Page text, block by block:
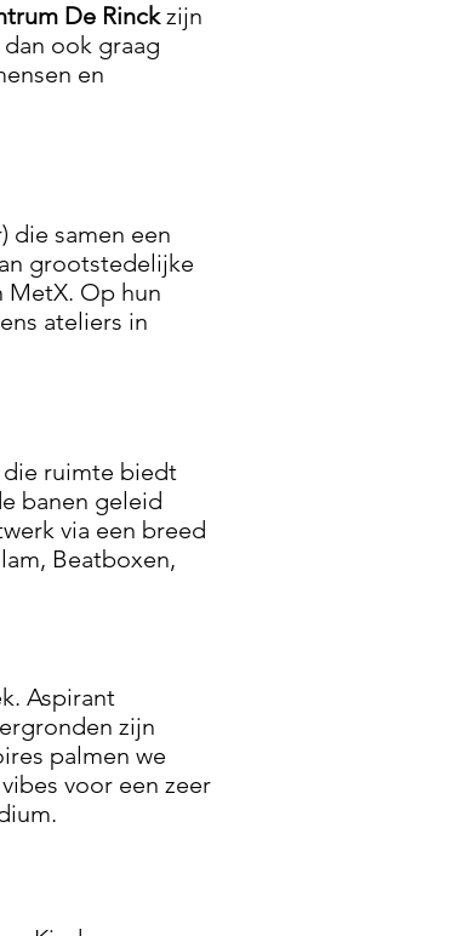
De Rinckzijn
ook graag
en
die samen een
grootstedelijke
MetX. Op hun
ateliers in
die ruimte biedt
banen geleid
via een breed
Beatboxen,
Aspirant
zijn
palmen we
voor een zeer